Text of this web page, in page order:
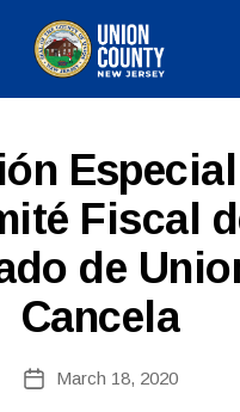
New
Jersey
Especial
Fiscal
de
Cancela
author
B
y
W
b
PostMarch 18, 2020